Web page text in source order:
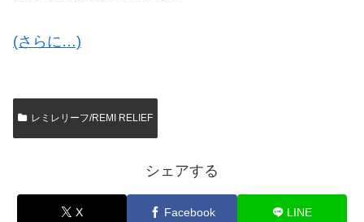
(さらに…)
レミレリーフ/REMI RELIEF
シェアする
X Facebook LINE